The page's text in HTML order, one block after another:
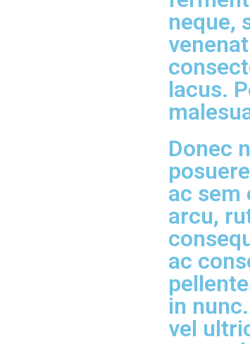
neque,
lacus.
Donec
ac sem
arcu,
ac
in
vel